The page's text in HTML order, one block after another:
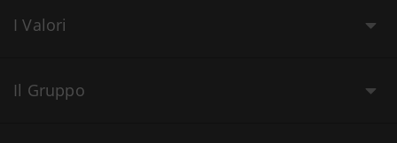
I Valori
Il Gruppo